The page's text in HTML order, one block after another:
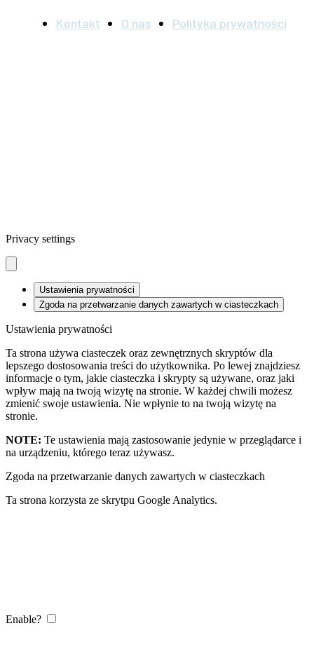
Kontakt O nas Polityka prywatności
Privacy settings
Ustawienia prywatności
Zgoda na przetwarzanie danych zawartych w ciasteczkach
Ustawienia prywatności
Ta strona używa ciasteczek oraz zewnętrznych skryptów dla
lepszego dostosowania treści do użytkownika. Po lewej znajdziesz
informacje o tym, jakie ciasteczka i skrypty są używane, oraz jaki
wpływ mają na twoją wizytę na stronie. W każdej chwili możesz
zmienić swoje ustawienia. Nie wpłynie to na twoją wizytę na
stronie.
NOTE: Te ustawienia mają zastosowanie jedynie w przeglądarce i
na urządzeniu, którego teraz używasz.
Zgoda na przetwarzanie danych zawartych w ciasteczkach
Ta strona korzysta ze skrytpu Google Analytics.
Enable?